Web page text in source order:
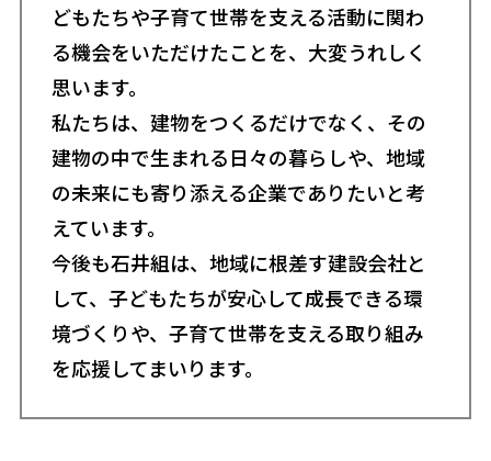
どもたちや子育て世帯を支える活動に関わ
る機会をいただけたことを、大変うれしく
思います。
私たちは、建物をつくるだけでなく、その
建物の中で生まれる日々の暮らしや、地域
の未来にも寄り添える企業でありたいと考
えています。
今後も石井組は、地域に根差す建設会社と
して、子どもたちが安心して成長できる環
境づくりや、子育て世帯を支える取り組み
を応援してまいります。